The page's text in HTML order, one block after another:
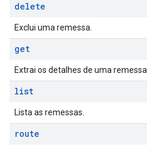
delete
Exclui uma remessa.
get
Extrai os detalhes de uma remessa.
list
Lista as remessas.
route